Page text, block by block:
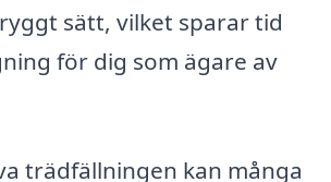
sätt, vilket sparar tid
för dig som ägare av
trädfällningen kan många